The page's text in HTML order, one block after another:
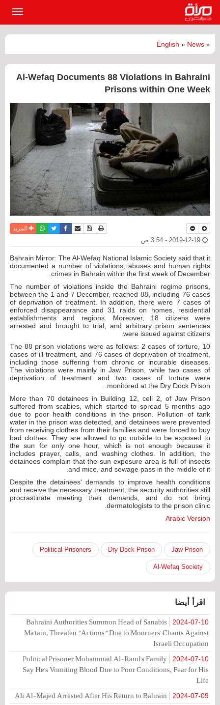
»
English » News
Al-Wefaq Documents 88 Violations in Bahraini
Prisons within One Week
نسخة للطباعة
حفظ الموضوع
أرسل الى صديق
فيسبوكتويترواتسابالمزيد
Bahrain Mirror: The Al-Wefaq National Islamic Society said that it
documented a number of violations, abuses and human rights
crimes in Bahrain within the first week of December.
The number of violations inside the Bahraini regime prisons,
between the 1 and 7 December, reached 88, including 76 cases
of deprivation of treatment. In addition, there were 7 cases of
enforced disappearance and 31 raids on homes, residential
establishments and regions. Moreover, 18 citizens were
arrested and brought to trial, and arbitrary prison sentences
were issued against citizens.
The 88 prison violations were as follows: 2 cases of torture, 10
cases of ill-treatment, and 76 cases of deprivation of treatment,
including those suffering from chronic or incurable diseases.
The violations were mainly in Jaw Prison, while two cases of
deprivation of treatment and two cases of torture were
monitored at the Dry Dock Prison.
More than 70 detainees in Building 12, cell 2, of Jaw Prison
suffered from scabies, which started to spread 5 months ago
due to poor health conditions in the prison. Pollution of tank
water in the prison was detected, and detainees were prevented
from receiving clothes from their families and were forced to buy
bad clothes. They are allowed to go outside to be exposed to
the sun for only one hour, which is not enough because it
includes prayer, calls, and washing clothes. In addition, the
detainees complain that the sun exposure area is full of insects
and mice, and sewage pass in the middle of it.
Despite the detainees' demands to improve health conditions
and receive the necessary treatment, the security authorities still
procrastinate meeting their demands, and do not bring
dermatologists to the prison clinic.
Arabic Version
Jaw Prison
Dry Dock Prison
Political Prisoners
Al-Wefaq Society
اقرأ أيضا
2024-07-10
Bahraini Authorities Summon Head of Sanabis
Ma'tam, Threaten "Actions" Due to Mourners' Chants Against
Israeli Occupation
2024-07-10
Political Prisoner Mohammad Al-Raml's Family
Say He's Vomiting Blood Due to Poor Conditions, Fear for His
Life
2024-07-09
Ali Al-Majed Arrested After His Return to Bahrain